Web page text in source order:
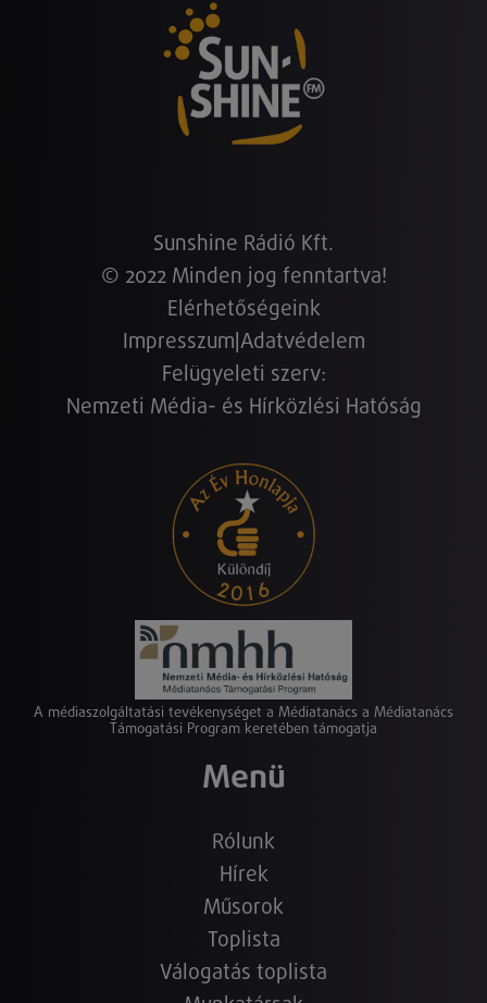
Sunshine Rádió Kft.
© 2022 Minden jog fenntartva!
Elérhetőségeink
Impresszum Adatvédelem
Felügyeleti szerv:
Nemzeti Média- és Hírközlési Hatóság
A médiaszolgáltatási tevékenységet a Médiatanács a Médiatanács
Támogatási Program keretében támogatja
Menü
Rólunk
Hírek
Műsorok
Toplista
Válogatás toplista